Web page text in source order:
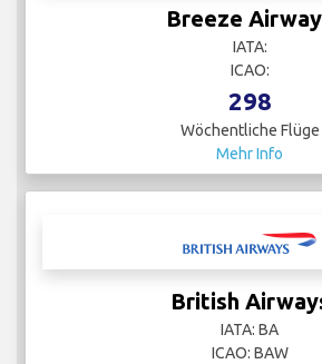
Breeze
IATA:
ICAO:
298
Wöchentliche Flüge
Mehr Info
British
IATA: BA
ICAO: BAW